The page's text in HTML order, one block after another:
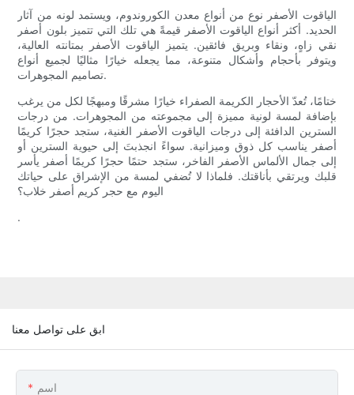
الياقوت الأصفر نوع من أنواع معدن الكوروندوم، ويستمد لونه من آثار
الحديد. أكثر أنواع الياقوت الأصفر قيمةً هي تلك التي تتميز بلون أصفر
نقي زاهٍ، ونقاء وبريق فائقين. يتميز الياقوت الأصفر بمتانته العالية،
ويتوفر بأحجام وأشكال متنوعة، مما يجعله خيارًا مثاليًا لجميع أنواع
تصاميم المجوهرات.
ختامًا، تُعدّ الأحجار الكريمة الصفراء خيارًا مشرقًا ومبهجًا لكل من يرغب
بإضافة لمسة لونية مميزة إلى مجموعته من المجوهرات. من درجات
السترين الدافئة إلى درجات الياقوت الأصفر الغنية، ستجد حجرًا كريمًا
أصفر يناسب كل ذوق وميزانية. سواءً انجذبتَ إلى حيوية السترين أو
إلى جمال الألماس الأصفر الفاخر، ستجد حتمًا حجرًا كريمًا أصفر يأسر
قلبك ويرتقي بأناقتك. فلماذا لا تُضفي لمسة من الإشراق على حياتك
اليوم مع حجر كريم أصفر خلاب؟
.
ابق على تواصل معنا
اسم